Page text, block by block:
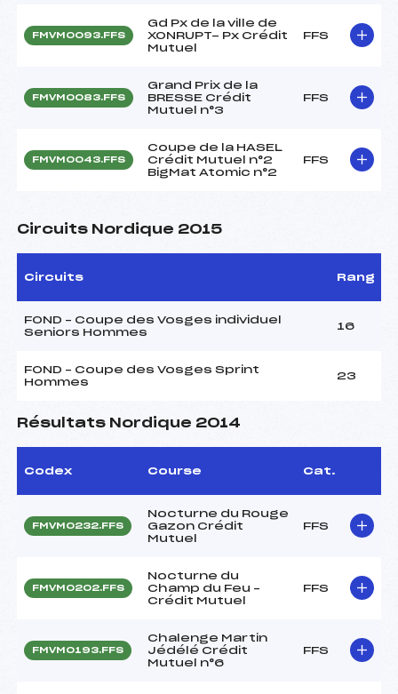
FMVM0093.FFS
Gd Px de la ville de
XONRUPT- Px Crédit
Mutuel
FFS
FMVM0083.FFS
Grand Prix de la
BRESSE Crédit
Mutuel n°3
FFS
FMVM0043.FFS
Coupe de la HASEL
Crédit Mutuel n°2
BigMat Atomic n°2
FFS
Circuits Nordique 2015
Circuits Rang
FOND – Coupe des Vosges individuel
Seniors Hommes
16
FOND – Coupe des Vosges Sprint
Hommes
23
Résultats Nordique 2014
Codex Course Cat.
FMVM0232.FFS
Nocturne du Rouge
Gazon Crédit
Mutuel
FFS
FMVM0202.FFS
Nocturne du
Champ du Feu –
Crédit Mutuel
FFS
FMVM0193.FFS
Chalenge Martin
Jédélé Crédit
Mutuel n°6
FFS